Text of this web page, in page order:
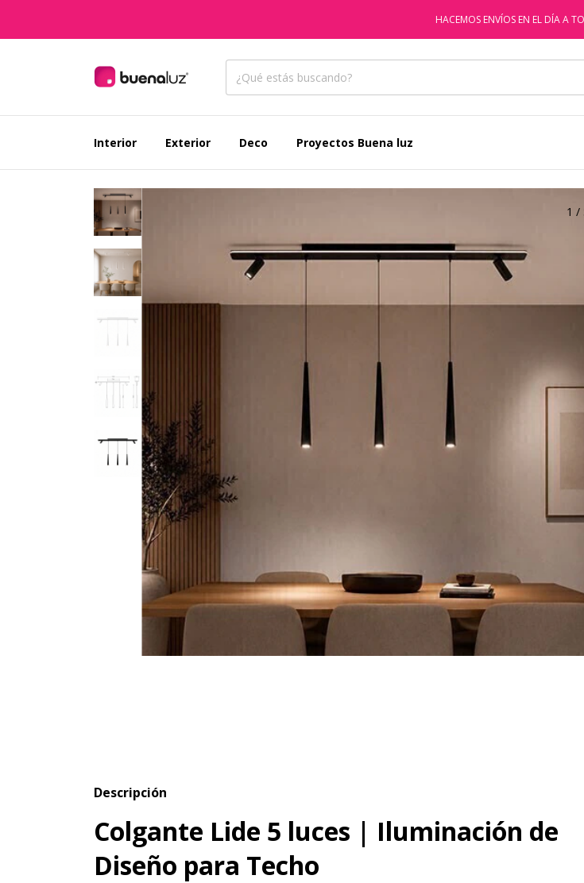
HACEMOS ENVÍOS EN EL DÍA A
Interior Exterior Deco Proyectos Buena luz
1 /
Descripción
Colgante Lide 5 luces | Iluminación de
Diseño para Techo